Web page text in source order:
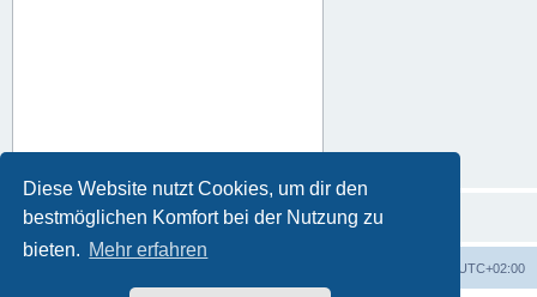
Diese Website nutzt Cookies, um dir den
bestmöglichen Komfort bei der Nutzung zu
bieten. Mehr erfahren
UTC+02:00